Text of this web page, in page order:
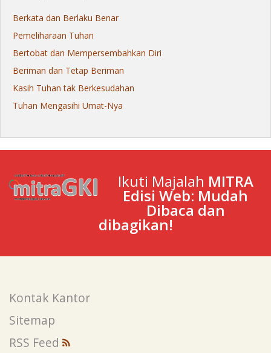
Berkata dan Berlaku Benar
Pemeliharaan Tuhan
Bertobat dan Mempersembahkan Diri
Beriman dan Tetap Beriman
Kasih Tuhan tak Berkesudahan
Tuhan Mengasihi Umat-Nya
Ikuti Majalah MITRA
Edisi Web: Mudah
Dibaca dan
dibagikan!
Kontak Kantor
Sitemap
RSS Feed